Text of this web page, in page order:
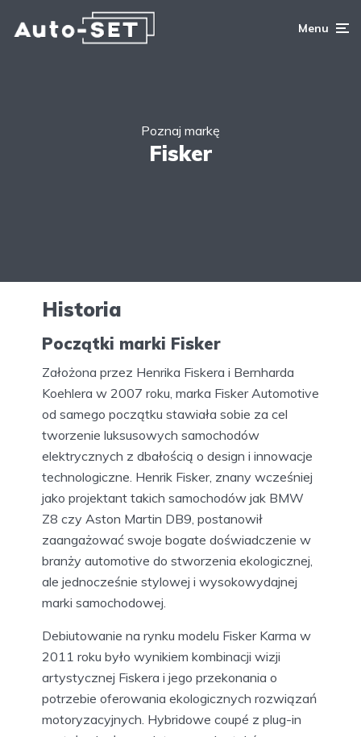
Menu
Poznaj markę
Fisker
Historia
Początki marki Fisker
Założona przez Henrika Fiskera i Bernharda
Koehlera w 2007 roku, marka Fisker Automotive
od samego początku stawiała sobie za cel
tworzenie luksusowych samochodów
elektrycznych z dbałością o design i innowacje
technologiczne. Henrik Fisker, znany wcześniej
jako projektant takich samochodów jak BMW
Z8 czy Aston Martin DB9, postanowił
zaangażować swoje bogate doświadczenie w
branży automotive do stworzenia ekologicznej,
ale jednocześnie stylowej i wysokowydajnej
marki samochodowej.
Debiutowanie na rynku modelu Fisker Karma w
2011 roku było wynikiem kombinacji wizji
artystycznej Fiskera i jego przekonania o
potrzebie oferowania ekologicznych rozwiązań
motoryzacyjnych. Hybridowe coupé z plug-in